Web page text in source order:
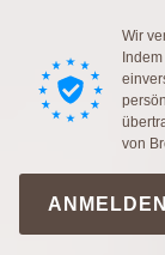
Wir
von
ANMELDEN